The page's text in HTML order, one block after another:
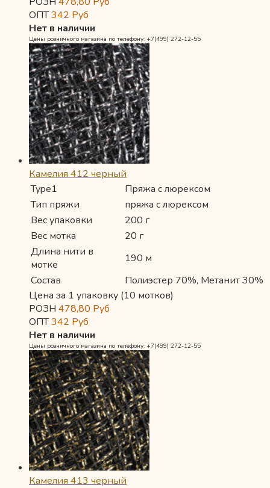
ОПТ342 Руб
Нет в наличии
Цены розничного магазина по телефону: +7(499) 272-12-55
Камелия 412 черный
Type1
Пряжа с люрексом
Тип пряжи
пряжа с люрексом
Вес упаковки
200 г
Вес мотка
20 г
Длина нити в
мотке
190 м
Состав
Полиэстер 70%, Метанит 30%
Цена за 1 упаковку (10 мотков)
РОЗН 478,80 Руб
ОПТ342 Руб
Нет в наличии
Цены розничного магазина по телефону: +7(499) 272-12-55
Камелия 413 черный